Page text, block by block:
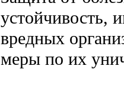
устойчивость,
вредных
меры по их